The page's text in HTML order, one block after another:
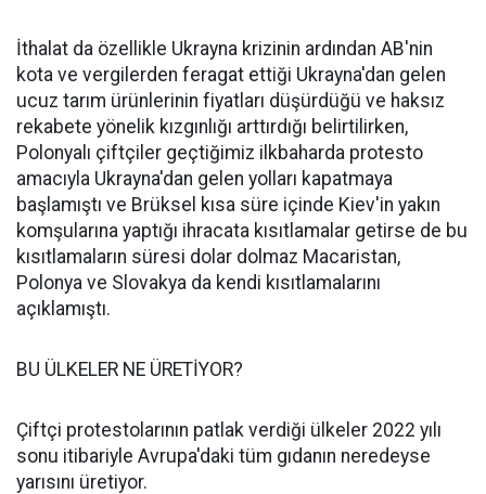
İthalat da özellikle Ukrayna krizinin ardından AB'nin
kota ve vergilerden feragat ettiği Ukrayna'dan gelen
ucuz tarım ürünlerinin fiyatları düşürdüğü ve haksız
rekabete yönelik kızgınlığı arttırdığı belirtilirken,
Polonyalı çiftçiler geçtiğimiz ilkbaharda protesto
amacıyla Ukrayna'dan gelen yolları kapatmaya
başlamıştı ve Brüksel kısa süre içinde Kiev'in yakın
komşularına yaptığı ihracata kısıtlamalar getirse de bu
kısıtlamaların süresi dolar dolmaz Macaristan,
Polonya ve Slovakya da kendi kısıtlamalarını
açıklamıştı.
BU ÜLKELER NE ÜRETİYOR?
Çiftçi protestolarının patlak verdiği ülkeler 2022 yılı
sonu itibariyle Avrupa'daki tüm gıdanın neredeyse
yarısını üretiyor.